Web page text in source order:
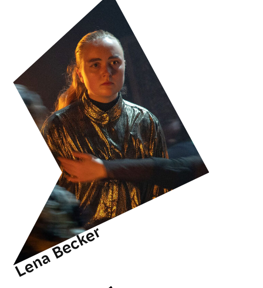
Lena Becker